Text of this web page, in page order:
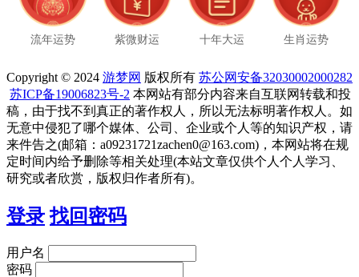
流年运势 紫微财运 十年大运 生肖运势
Copyright © 2024 游梦网 版权所有 苏公网安备32030002000282
苏ICP备19006823号-2 本网站有部分内容来自互联网转载和投
稿，由于找不到真正的著作权人，所以无法标明著作权人。如
无意中侵犯了哪个媒体、公司、企业或个人等的知识产权，请
来件告之(邮箱：a09231721zachen0@163.com)，本网站将在规
定时间内给予删除等相关处理(本站文章仅供个人个人学习、
研究或者欣赏，版权归作者所有)。
登录 找回密码
用户名
密码